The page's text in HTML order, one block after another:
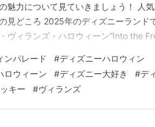
魅力について見ていきましょう！ 人
見どころ 2025年のディズニーランド
ヴィランズ・ハロウィーン“Into the
す。 多彩なキャラクターたちが登場し
レ…
ンパレード #ディズニーハロウィン
ロウィーン #ディズニー大好き #デ
キー #ヴィランズ